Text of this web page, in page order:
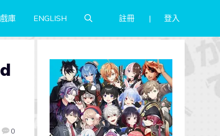
庫 ENGLISH 註冊 登入
0